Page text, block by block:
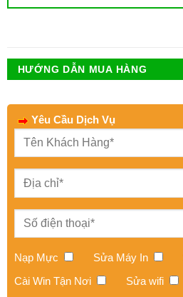
HƯỚNG DẪN MUA HÀNG
Yêu Cầu Dịch Vụ
Nạp Mực Sửa Máy In
Cài Win Tận Nơi
Sửa wifi